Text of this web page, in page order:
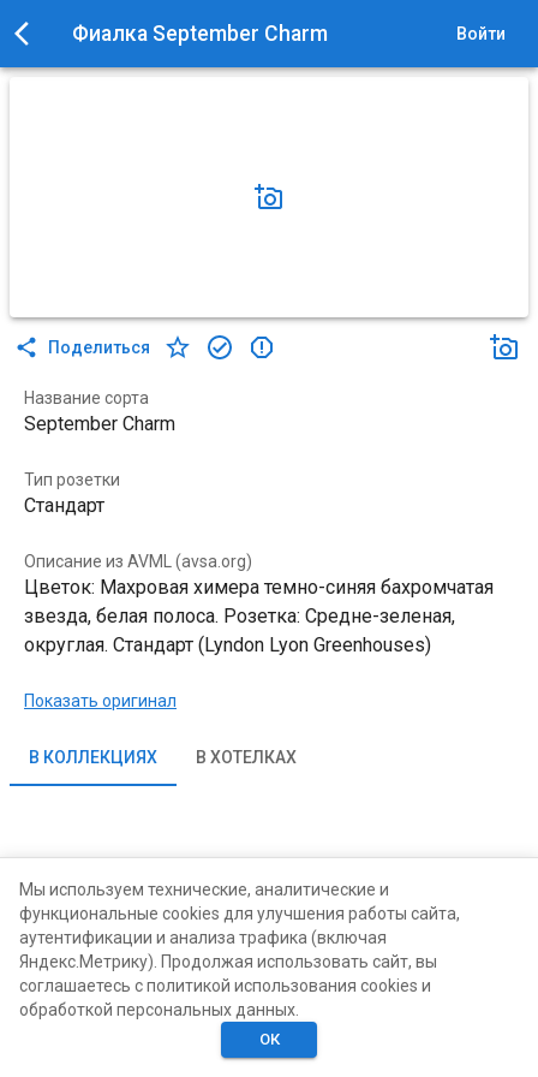
Фиалка September Charm Войти
Поделиться
Название сорта
September Charm
Тип розетки
Стандарт
Описание из AVML (avsa.org)
Цветок: Махровая химера темно-синяя бахромчатая
звезда, белая полоса. Розетка: Средне-зеленая,
округлая. Стандарт (Lyndon Lyon Greenhouses)
Показать оригинал
В КОЛЛЕКЦИЯХ В ХОТЕЛКАХ
Хотелки
Мы используем технические, аналитические и
функциональные cookies для улучшения работы сайта,
аутентификации и анализа трафика (включая
Яндекс.Метрику). Продолжая использовать сайт, вы
соглашаетесь с политикой использования cookies и
обработкой персональных данных.
ОК